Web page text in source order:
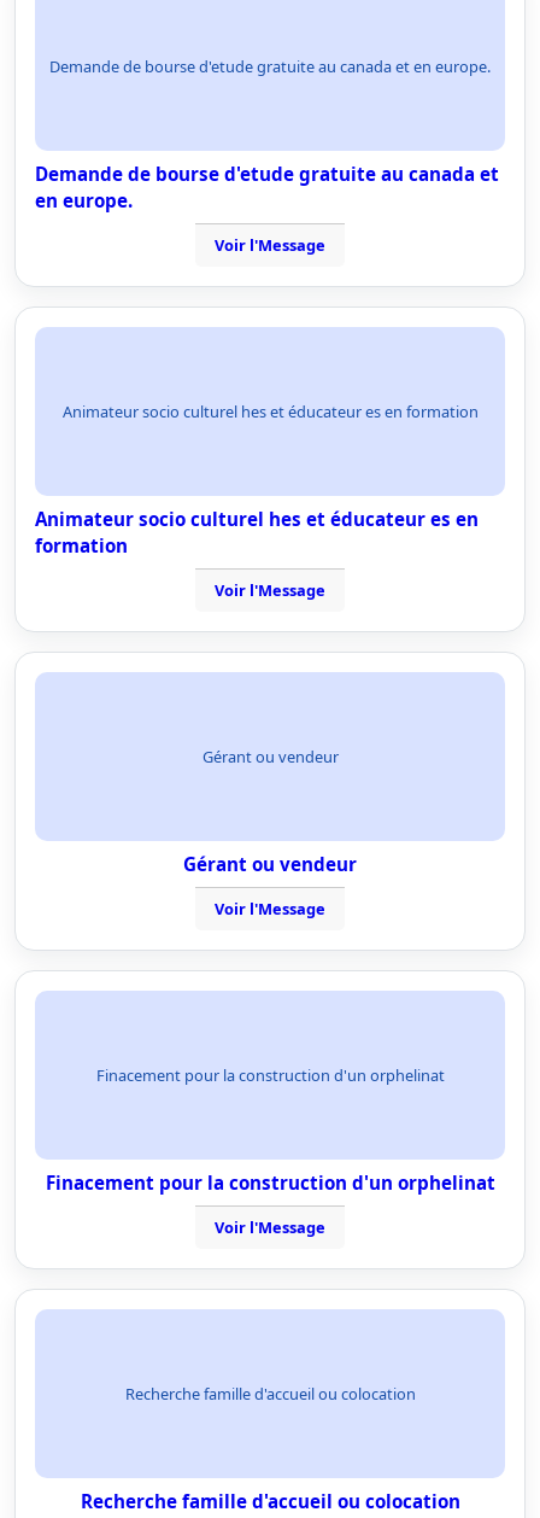
Demande de bourse d'etude gratuite au canada et en europe.
Demande de bourse d'etude gratuite au canada et
en europe.
Voir l'Message
Animateur socio culturel hes et éducateur es en formation
Animateur socio culturel hes et éducateur es en
formation
Voir l'Message
Gérant ou vendeur
Gérant ou vendeur
Voir l'Message
Finacement pour la construction d'un orphelinat
Finacement pour la construction d'un orphelinat
Voir l'Message
Recherche famille d'accueil ou colocation
Recherche famille d'accueil ou colocation